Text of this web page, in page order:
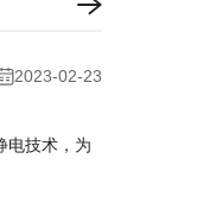
2023-02-23
电技术，为